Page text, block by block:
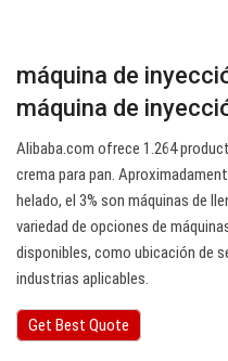
máquina de
máquina de
Alibaba.com ofrece 1.264
crema para pan.
helado, el 3% son máquinas de
variedad de opciones de
disponibles, como ubicación de
industrias aplicables.
Get Best Quote